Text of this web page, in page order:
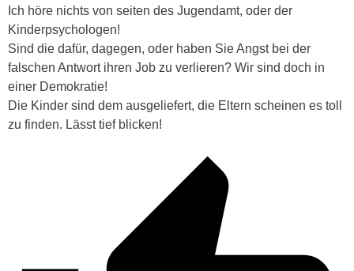
Ich höre nichts von seiten des Jugendamt, oder der
Kinderpsychologen!
Sind die dafür, dagegen, oder haben Sie Angst bei der
falschen Antwort ihren Job zu verlieren? Wir sind doch in
einer Demokratie!
Die Kinder sind dem ausgeliefert, die Eltern scheinen es toll
zu finden. Lässt tief blicken!